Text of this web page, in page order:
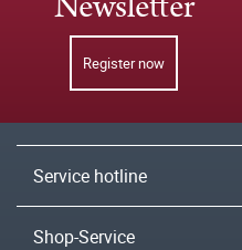
Register now
Service hotline
Shop-Service